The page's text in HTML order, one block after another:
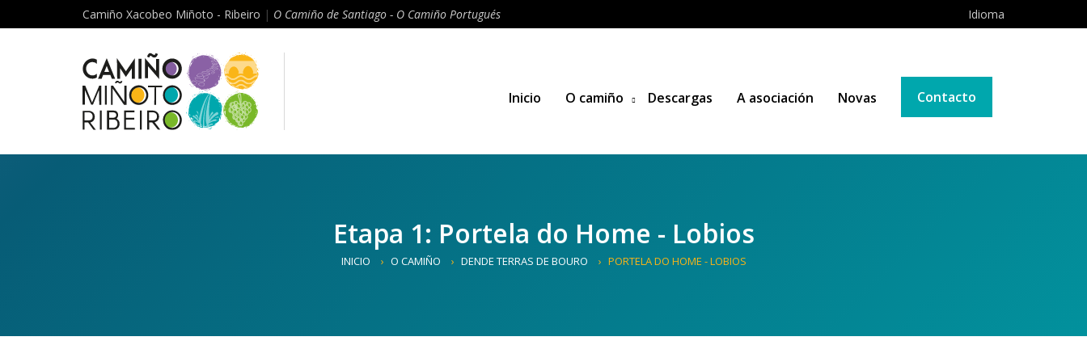
Camiño Xacobeo Miñoto - Ribeiro | O Camiño de Santiago - O Camiño Portugués Idioma
Inicio O camiño Descargas A asociación Novas Contacto
Etapa 1: Portela do Home - Lobios
INICIO O CAMIÑO DENDE TERRAS DE BOURO PORTELA DO HOME - LOBIOS